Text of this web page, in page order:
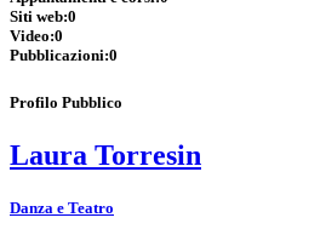
Siti web:0
Video:0
Pubblicazioni:0
Profilo Pubblico
Laura Torresin
Danza e Teatro